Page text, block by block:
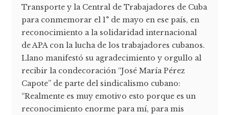
Transporte y la Central de Trabajadores de Cuba
para conmemorar el 1° de mayo en ese país, en
reconocimiento a la solidaridad internacional
de APA con la lucha de los trabajadores cubanos.
Llano manifestó su agradecimiento y orgullo al
recibir la condecoración “José María Pérez
Capote” de parte del sindicalismo cubano:
“Realmente es muy emotivo esto porque es un
reconocimiento enorme para mí, para mis